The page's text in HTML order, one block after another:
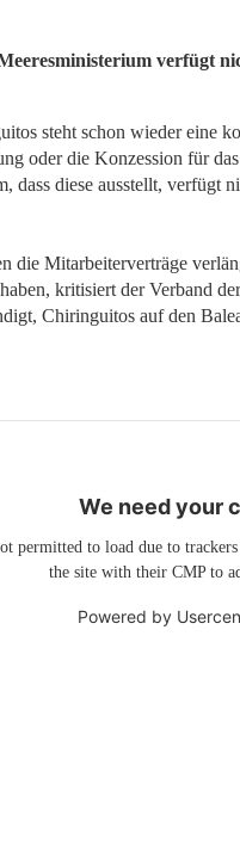
verfügt
steht schon wieder eine
oder die Konzession für
dass diese ausstellt, verfügt
die Mitarbeiterverträge
kritisiert der Verband
Chiringuitos auf den
We need your
permitted to load due to
the site with their CMP to
Powered by